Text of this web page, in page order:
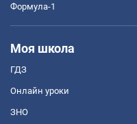
Формула-1
Моя школа
ГДЗ
Онлайн уроки
ЗНО